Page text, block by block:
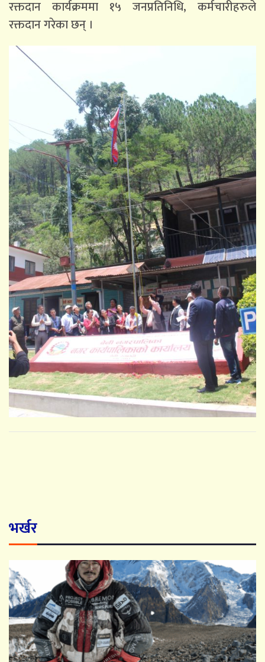
रक्तदान कार्यक्रममा १५ जनप्रतिनिधि, कर्मचारीहरुले
रक्तदान गरेका छन् ।
भर्खर